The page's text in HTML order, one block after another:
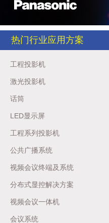
热门行业应用方案
工程投影机
激光投影机
话筒
LED显示屏
工程系列投影机
公共广播系统
视频会议终端及系统
分布式显控解决方案
视频会议一体机
会议系统